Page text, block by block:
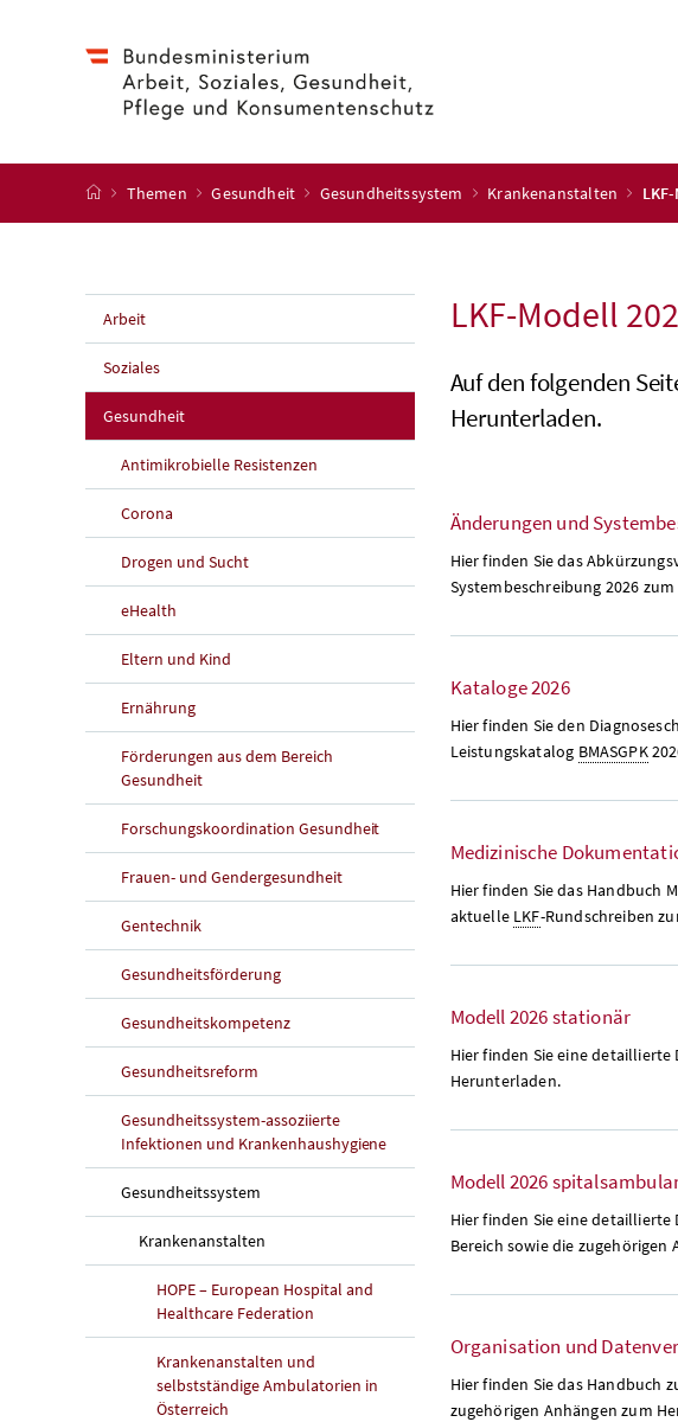
Startseite
Themen Gesundheit Gesundheitssystem Krankenanstalten
Arbeit
Soziales
Gesundheit
Antimikrobielle Resistenzen
Corona
Drogen und Sucht
eHealth
Eltern und Kind
Ernährung
Förderungen aus dem Bereich
Gesundheit
Forschungskoordination Gesundheit
Frauen- und Gendergesundheit
Gentechnik
Gesundheitsförderung
Gesundheitskompetenz
Gesundheitsreform
Gesundheitssystem-assoziierte
Infektionen und Krankenhaushygiene
Gesundheitssystem
Krankenanstalten
HOPE – European Hospital and
Healthcare Federation
Krankenanstalten und
selbstständige Ambulatorien in
Österreich
LKF-Modell
Auf den folgenden
Herunterladen.
Änderungen und
Hier finden Sie das
Systembeschreibung 2026
Kataloge 2026
Hier finden Sie den
Leistungskatalog BMASGPK
Medizinische
Hier finden Sie das Handbuch
aktuelle LKF-Rundschreiben
Modell 2026 stationär
Hier finden Sie eine
Herunterladen.
Modell 2026
Hier finden Sie eine
Bereich sowie die
Organisation und
Hier finden Sie das
zugehörigen Anhängen zum